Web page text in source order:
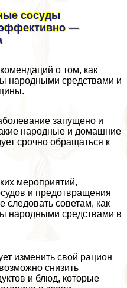
сосуды
—
о том, как
народными средствами и
запущено и
народные и домашние
срочно обращаться к
мероприятий,
и предотвращения
следовать советам, как
народными средствами в
изменить свой рацион
снизить
и блюд, которые